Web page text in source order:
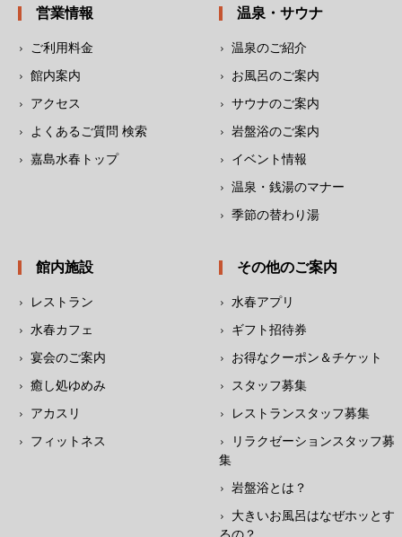
営業情報
ご利用料金
館内案内
アクセス
よくあるご質問 検索
嘉島水春トップ
温泉・サウナ
温泉のご紹介
お風呂のご案内
サウナのご案内
岩盤浴のご案内
イベント情報
温泉・銭湯のマナー
季節の替わり湯
館内施設
レストラン
水春カフェ
宴会のご案内
癒し処ゆめみ
アカスリ
フィットネス
その他のご案内
水春アプリ
ギフト招待券
お得なクーポン＆チケット
スタッフ募集
レストランスタッフ募集
リラクゼーションスタッフ募
集
岩盤浴とは？
大きいお風呂はなぜホッとす